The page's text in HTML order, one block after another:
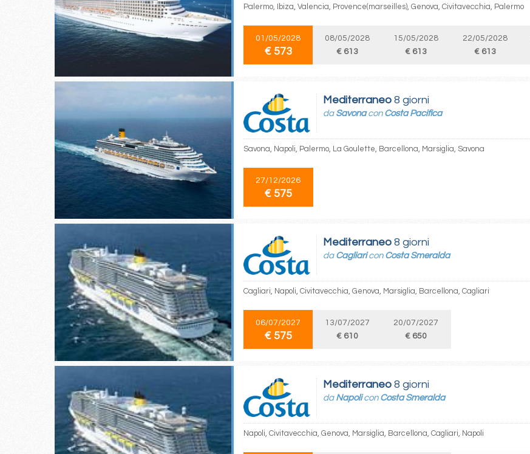
Palermo, Ibiza, Valencia, Provence(marseilles), Genova, Civitavecchia, Palermo
01/05/2028
€ 573
08/05/2028
€ 613
15/05/2028
€ 613
22/05/2028
€ 613
Mediterraneo 8 giorni
da Savonacon Costa Pacifica
Savona, Napoli, Palermo, La Goulette, Barcellona, Marsiglia, Savona
27/12/2026
€ 575
Mediterraneo 8 giorni
da Cagliaricon Costa Smeralda
Cagliari, Napoli, Civitavecchia, Genova, Marsiglia, Barcellona, Cagliari
06/07/2027
€ 575
13/07/2027
€ 610
20/07/2027
€ 650
Mediterraneo 8 giorni
da Napolicon Costa Smeralda
Napoli, Civitavecchia, Genova, Marsiglia, Barcellona, Cagliari, Napoli